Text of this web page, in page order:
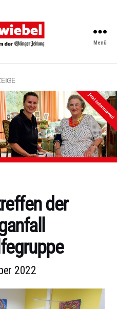
Vereinsforum
Eßlinger
Zeitung
Menü
der
2022